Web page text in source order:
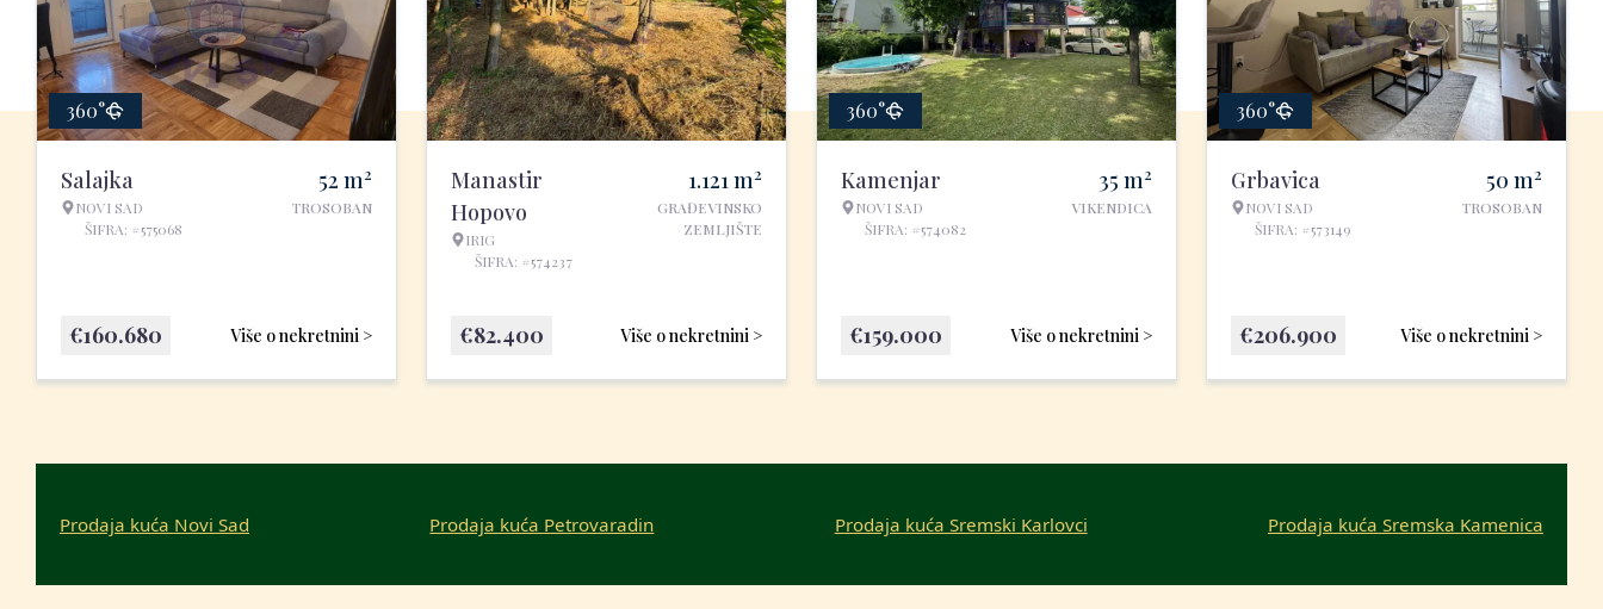
360°
Salajka
NOVI SAD
ŠIFRA: #575068
52 m2
TROSOBAN
Više o nekretnini >
€160.680
Manastir
Hopovo
IRIG
ŠIFRA: #574237
1.121m2
GRAĐEVINSKO
ZEMLJIŠTE
Više o nekretnini >
€82.400
360°
Kamenjar
NOVI SAD
ŠIFRA: #574082
35 m2
VIKENDICA
Više o nekretnini >
€159.000
360°
Grbavica
NOVI SAD
ŠIFRA: #573149
50 m2
TROSOBAN
Više o nekretnini >
€206.900
Prodaja kuća Novi Sad Prodaja kuća Petrovaradin Prodaja kuća Sremski Karlovci Prodaja kuća Sremska Kamenica